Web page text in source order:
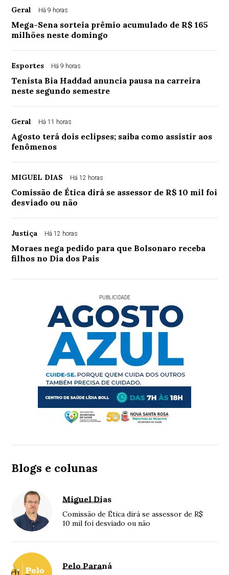
Geral Há 9 horas
Mega-Sena sorteia prêmio acumulado de R$ 165
milhões neste domingo
Esportes Há 9 horas
Tenista Bia Haddad anuncia pausa na carreira
neste segundo semestre
Geral Há 11 horas
Agosto terá dois eclipses; saiba como assistir aos
fenômenos
MIGUEL DIAS Há 12 horas
Comissão de Ética dirá se assessor de R$ 10 mil foi
desviado ou não
Justiça Há 12 horas
Moraes nega pedido para que Bolsonaro receba
filhos no Dia dos Pais
PUBLICIDADE
Blogs e colunas
Miguel Dias
Comissão de Ética dirá se assessor de R$
10 mil foi desviado ou não
Pelo Paraná